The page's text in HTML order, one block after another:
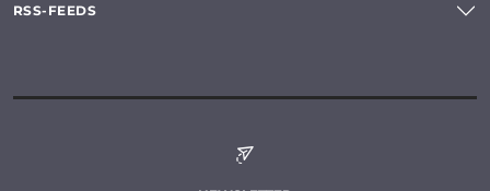
RSS-FEEDS